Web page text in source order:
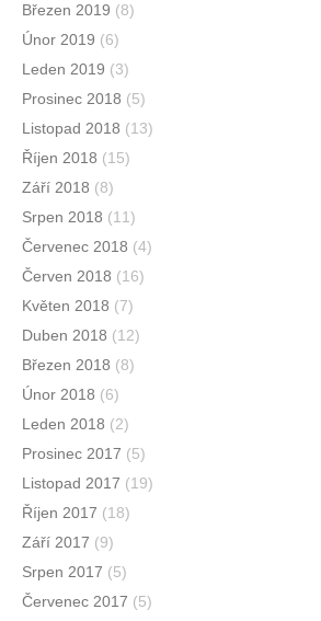
Březen 2019 (8)
Únor 2019 (6)
Leden 2019 (3)
Prosinec 2018 (5)
Listopad 2018 (13)
Říjen 2018 (15)
Září 2018 (8)
Srpen 2018 (11)
Červenec 2018 (4)
Červen 2018 (16)
Květen 2018 (7)
Duben 2018 (12)
Březen 2018 (8)
Únor 2018 (6)
Leden 2018 (2)
Prosinec 2017 (5)
Listopad 2017 (19)
Říjen 2017 (18)
Září 2017 (9)
Srpen 2017 (5)
Červenec 2017 (5)